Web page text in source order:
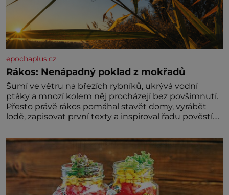
epochaplus.cz
Rákos: Nenápadný poklad z mokřadů
Šumí ve větru na březích rybníků, ukrývá vodní
ptáky a mnozí kolem něj procházejí bez povšimnutí.
Přesto právě rákos pomáhal stavět domy, vyrábět
lodě, zapisovat první texty a inspiroval řadu pověstí.
už tisíce let. Většina lidí vnímá rákos jen jako
obyčejnou kulisu letního koupání. Stačí se však
podívat